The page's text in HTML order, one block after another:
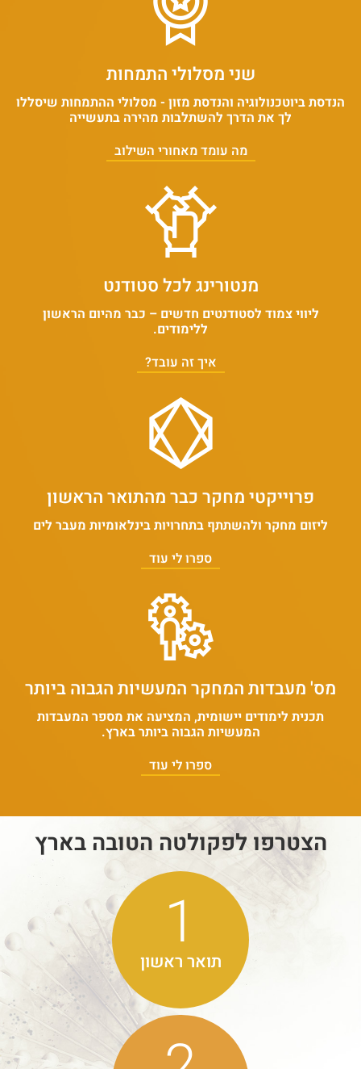
שני מסלולי התמחות
הנדסת ביוטכנולוגיה והנדסת מזון - מסלולי ההתמחות שיסללו
לך את הדרך להשתלבות מהירה בתעשייה
מה עומד מאחורי השילוב
מנטורינג לכל סטודנט
ליווי צמוד לסטודנטים חדשים – כבר מהיום הראשון
ללימודים.
איך זה עובד?
פרוייקטי מחקר כבר מהתואר הראשון
ליזום מחקר ולהשתתף בתחרויות בינלאומיות מעבר לים
ספרו לי עוד
מס' מעבדות המחקר המעשיות הגבוה ביותר
תכנית לימודים יישומית, המציעה את מספר המעבדות
המעשיות הגבוה ביותר בארץ.
ספרו לי עוד
הצטרפו לפקולטה הטובה בארץ